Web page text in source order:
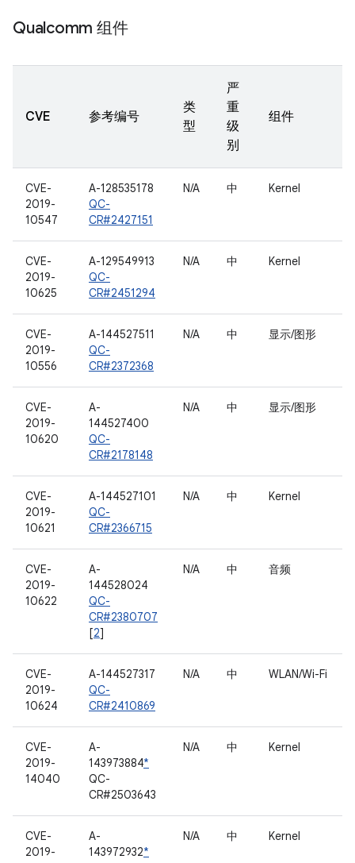
Qualcomm 组件
CVE 参考编号
类
型
严
重
级
别
组件
CVE-
2019-
10547
A-128535178
QC-
CR#2427151
N/A 中 Kernel
CVE-
2019-
10625
A-129549913
QC-
CR#2451294
N/A 中 Kernel
CVE-
2019-
10556
A-144527511
QC-
CR#2372368
N/A 中 显示/图形
CVE-
2019-
10620
A-
144527400
QC-
CR#2178148
N/A 中 显示/图形
CVE-
2019-
10621
A-144527101
QC-
CR#2366715
N/A 中 Kernel
CVE-
2019-
10622
A-
144528024
QC-
CR#2380707
[2]
N/A 中 音频
CVE-
2019-
10624
A-144527317
QC-
CR#2410869
N/A 中 WLAN/Wi-Fi
CVE-
2019-
14040
A-
143973884*
QC-
CR#2503643
N/A 中 Kernel
CVE-
2019-
A-
143972932*
N/A 中 Kernel